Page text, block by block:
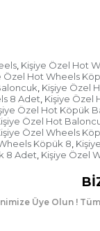
, Kişiye Özel Hot
Özel Hot Wheels
, Kişiye Özel
8 Adet, Kişiye Özel
Özel Hot Köpük
Özel Hot
Özel Wheels
Köpük 8,
8 Adet, Kişiye Özel
Üye Olun !